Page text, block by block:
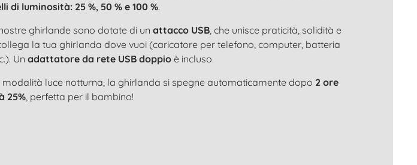
di luminosità: 25 %, 50 % e 100 %.
ghirlande sono dotate di unattacco USB, che unisce praticità, solidità e
la tua ghirlanda dove vuoi (caricatore per telefono, computer, batteria
Unadattatore da rete USB doppio è incluso.
modalità luce notturna, la ghirlanda si spegne automaticamente dopo 2 ore
25%, perfetta per il bambino!